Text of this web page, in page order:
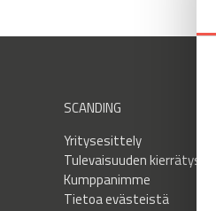
SCANDING
Yritysesittely
Tulevaisuuden kierrätys
Kumppanimme
Tietoa evästeistä